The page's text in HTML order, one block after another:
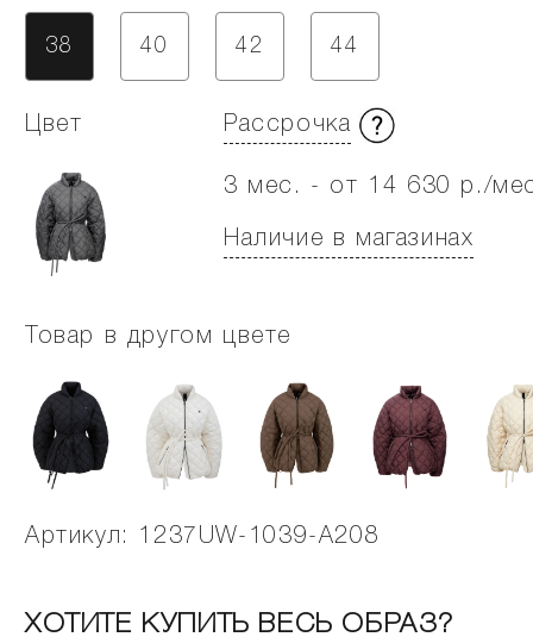
38 40 42 44
Цвет Рассрочка
3 мес. - от 14 630 р./
Наличие в магазинах
Товар в другом цвете
Артикул: 1237UW-1039-A208
ХОТИТЕ КУПИТЬ ВЕСЬ ОБРАЗ?